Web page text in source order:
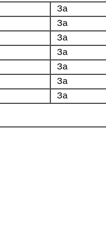
За
За
За
За
За
За
За